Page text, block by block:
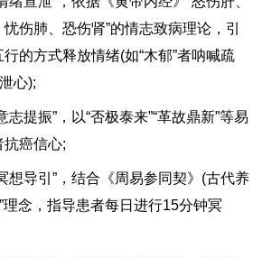
伤肺、恐伤肾”的情志致病理论，引
的方式释放情绪(如“木郁”者呐喊疏
心);
提振”，以“否极泰来”“革故鼎新”等易
癌信心;
导引”，结合《周易参同契》(古代养
理念，指导患者每日进行15分钟冥